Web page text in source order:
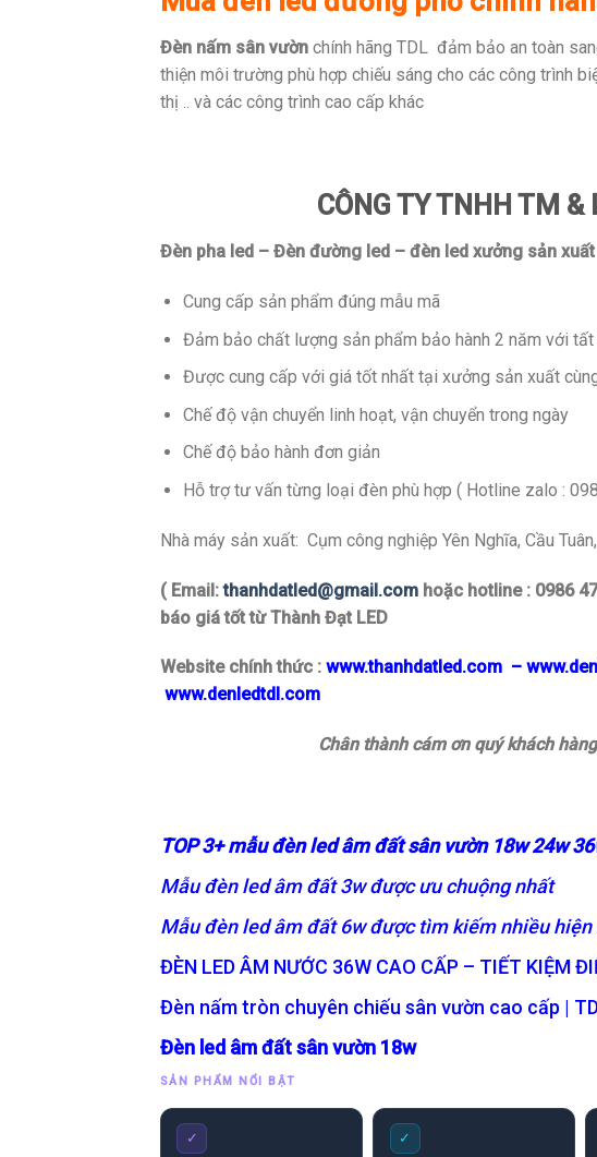
Đèn nấm sân vườn chính hãng TDL đảm bảo an toàn
thiện môi trường phù hợp chiếu sáng cho các công trình
thị .. và các công trình cao cấp khác
CÔNG TY TNHH TM
Đèn pha led – Đèn đường led – đèn led xưởng sản
Cung cấp sản phẩm đúng mẫu mã
Đảm bảo chất lượng sản phẩm bảo hành 2 năm với
Được cung cấp với giá tốt nhất tại xưởng sản xuất
Chế độ vận chuyển linh hoạt, vận chuyển trong ngày
Chế độ bảo hành đơn giản
Hỗ trợ tư vấn từng loại đèn phù hợp ( Hotline zalo :
Nhà máy sản xuất: Cụm công nghiệp Yên Nghĩa, Cầu
( Email:thanhdatled@gmail.com hoặc hotline : 0986
báo giá tốt từ Thành Đạt LED
Website chính thức : www.thanhdatled.com –
www.denledtdl.com
Chân thành cám ơn quý khách
TOP 3+ mẫu đèn led âm đất sân vườn 18w 24w
Mẫu đèn led âm đất 3w được ưu chuộng nhất
Mẫu đèn led âm đất 6w được tìm kiếm nhiều hiện
ĐÈN LED ÂM NƯỚC 36W CAO CẤP – TIẾT KIỆM
Đèn nấm tròn chuyên chiếu sân vườn cao cấp |
Đèn led âm đất sân vườn 18w
SẢN PHẨM NỔI BẬT
✓ ✓